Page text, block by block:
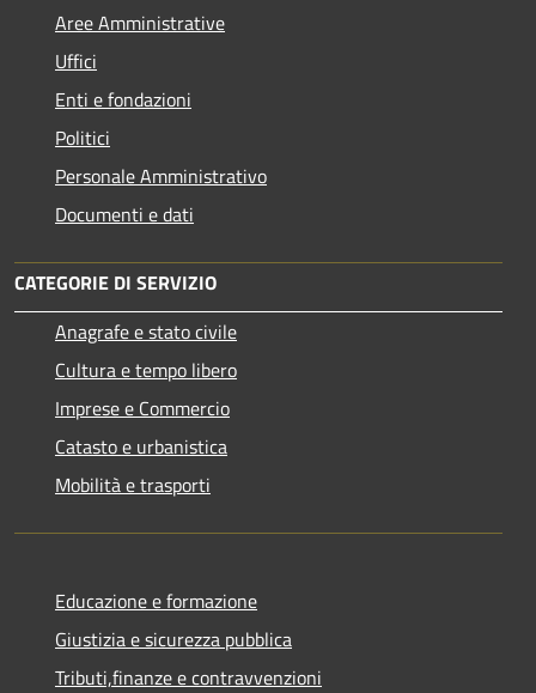
Aree Amministrative
Uffici
Enti e fondazioni
Politici
Personale Amministrativo
Documenti e dati
CATEGORIE DI SERVIZIO
Anagrafe e stato civile
Cultura e tempo libero
Imprese e Commercio
Catasto e urbanistica
Mobilità e trasporti
Educazione e formazione
Giustizia e sicurezza pubblica
Tributi,finanze e contravvenzioni